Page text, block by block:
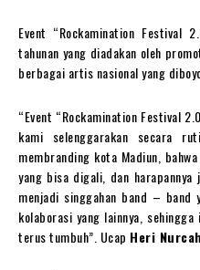
Event “Rockamination Festival
tahunan yang diadakan oleh
berbagai artis nasional yang
“Event “Rockamination Festival
kami selenggarakan secara
membranding kota Madiun,
yang bisa digali, dan harapannya
menjadi singgahan band – band
kolaborasi yang lainnya,
terus tumbuh”. Ucap Heri